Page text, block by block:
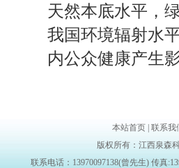
天然本底水平，
我国环境辐射水
内公众健康
本站首页 | 联系我
版权所有：江西泉森
联系电话：13970097138(曾先生) 传真